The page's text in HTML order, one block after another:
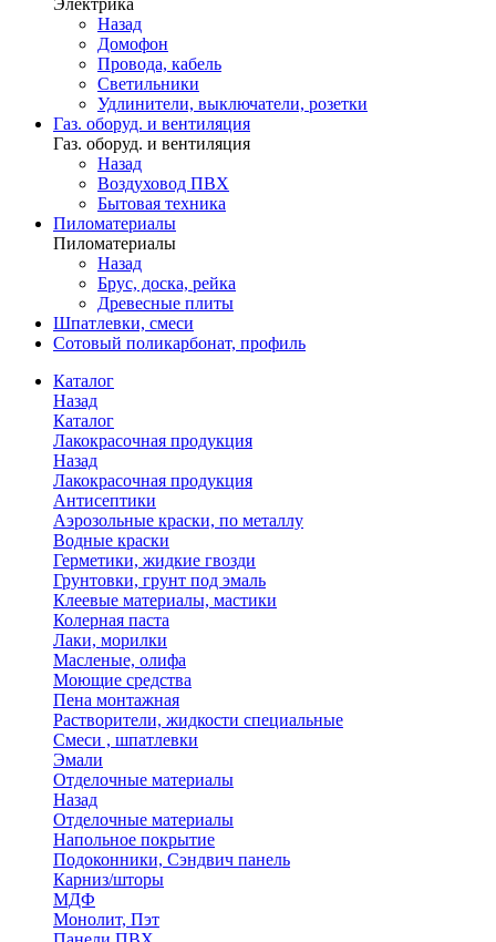
Электрика
Назад
Домофон
Провода, кабель
Светильники
Удлинители, выключатели, розетки
Газ. оборуд. и вентиляция
Газ. оборуд. и вентиляция
Назад
Воздуховод ПВХ
Бытовая техника
Пиломатериалы
Пиломатериалы
Назад
Брус, доска, рейка
Древесные плиты
Шпатлевки, смеси
Сотовый поликарбонат, профиль
Каталог
Назад
Каталог
Лакокрасочная продукция
Назад
Лакокрасочная продукция
Антисептики
Аэрозольные краски, по металлу
Водные краски
Герметики, жидкие гвозди
Грунтовки, грунт под эмаль
Клеевые материалы, мастики
Колерная паста
Лаки, морилки
Масленые, олифа
Моющие средства
Пена монтажная
Растворители, жидкости специальные
Смеси , шпатлевки
Эмали
Отделочные материалы
Назад
Отделочные материалы
Напольное покрытие
Подоконники, Сэндвич панель
Карниз/шторы
МДФ
Монолит, Пэт